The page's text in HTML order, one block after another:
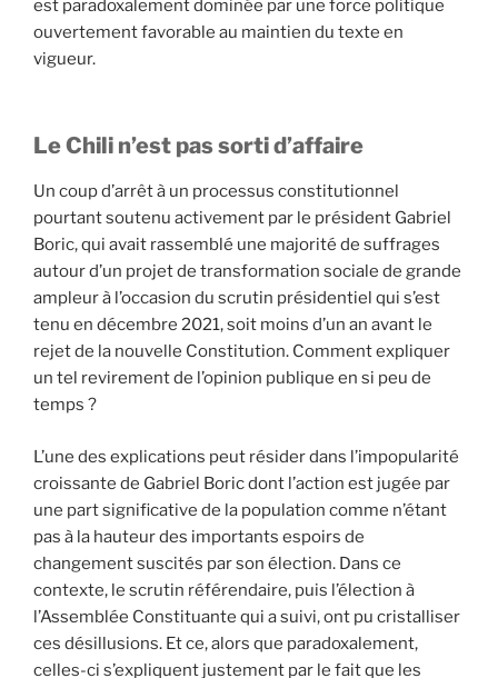
est paradoxalement dominée par une force politique
ouvertement favorable au maintien du texte en
vigueur.
Le Chili n’est pas sorti d’affaire
Un coup d’arrêt à un processus constitutionnel
pourtant soutenu activement par le président Gabriel
Boric, qui avait rassemblé une majorité de suffrages
autour d’un projet de transformation sociale de grande
ampleur à l’occasion du scrutin présidentiel qui s’est
tenu en décembre 2021, soit moins d’un an avant le
rejet de la nouvelle Constitution. Comment expliquer
un tel revirement de l’opinion publique en si peu de
temps ?
L’une des explications peut résider dans l’impopularité
croissante de Gabriel Boric dont l’action est jugée par
une part significative de la population comme n’étant
pas à la hauteur des importants espoirs de
changement suscités par son élection. Dans ce
contexte, le scrutin référendaire, puis l’élection à
l’Assemblée Constituante qui a suivi, ont pu cristalliser
ces désillusions. Et ce, alors que paradoxalement,
celles-ci s’expliquent justement par le fait que les